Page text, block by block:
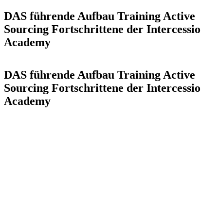
DAS führende Aufbau Training Active
Sourcing Fortschrittene der Intercessio
Academy
DAS führende Aufbau Training Active
Sourcing Fortschrittene der Intercessio
Academy